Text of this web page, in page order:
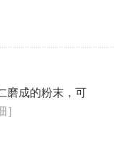
磨成的粉末，可
］